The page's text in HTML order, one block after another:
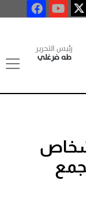
رئيس التحرير
طه فرغلي
ينقذ 4 أشخاص